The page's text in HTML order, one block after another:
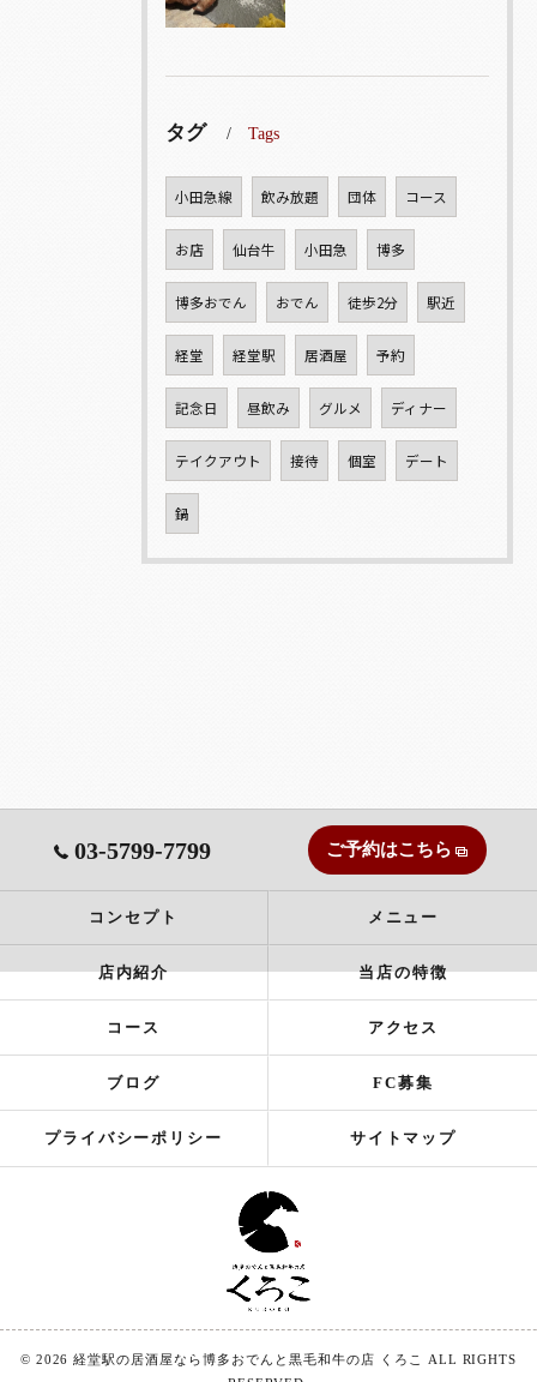
タグ Tags
小田急線 飲み放題 団体 コース
お店 仙台牛 小田急 博多
博多おでん おでん 徒歩2分 駅近
経堂 経堂駅 居酒屋 予約
記念日 昼飲み グルメ ディナー
テイクアウト 接待 個室 デート
鍋
03-5799-7799 ご予約はこちら
コンセプト メニュー
店内紹介 当店の特徴
コース アクセス
ブログ FC募集
プライバシーポリシー サイトマップ
© 2026 経堂駅の居酒屋なら博多おでんと黒毛和牛の店 くろこ ALL RIGHTS